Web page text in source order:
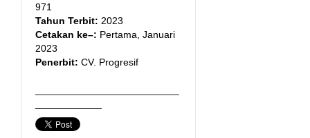
971
Tahun Terbit: 2023
Cetakan ke–: Pertama, Januari
2023
Penerbit: CV. Progresif